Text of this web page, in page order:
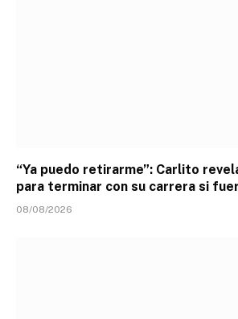
“Ya puedo retirarme”: Carlito
para terminar con su carrera si
08/08/2026